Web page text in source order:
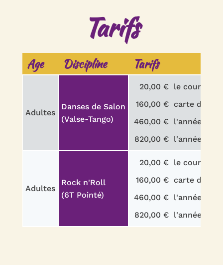
Tarifs
Age Discipline Tarifs
Adultes
Danses de Salon
(Valse-Tango)
20,00 € le cours
160,00 € carte de 10
460,00 € l'année
820,00 € l'année
Adultes
Rock n'Roll
(6T Pointé)
20,00 € le cours
160,00 € carte de 10
460,00 € l'année
820,00 € l'année